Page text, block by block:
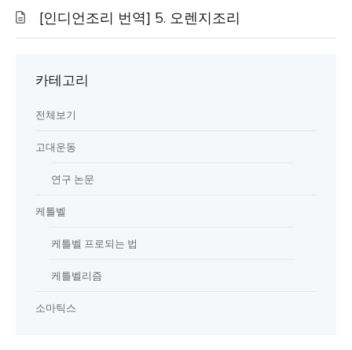
[인디언조리 번역] 5. 오렌지조리
카테고리
전체보기
고대운동
연구 논문
케틀벨
케틀벨 프로되는 법
케틀벨리즘
소마틱스